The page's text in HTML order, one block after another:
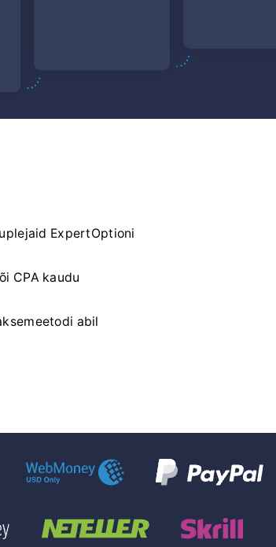
ExpertOptioni
CPA kaudu
abil